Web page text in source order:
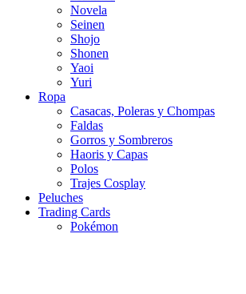
Novela
Seinen
Shojo
Shonen
Yaoi
Yuri
Ropa
Casacas, Poleras y Chompas
Faldas
Gorros y Sombreros
Haoris y Capas
Polos
Trajes Cosplay
Peluches
Trading Cards
Pokémon